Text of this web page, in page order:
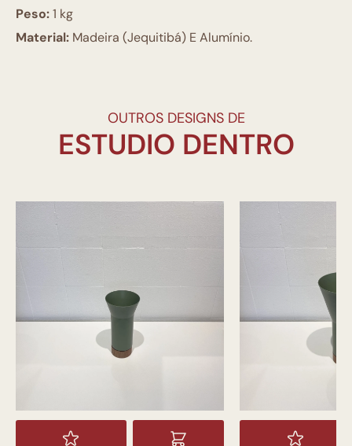
Peso:1 kg
Material: Madeira (Jequitibá) E Alumínio.
OUTROS DESIGNS DE